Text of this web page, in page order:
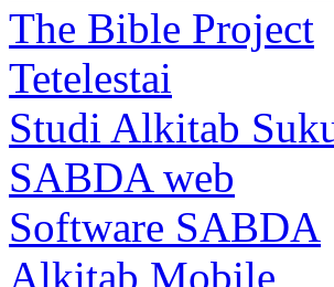
The Bible Project
Tetelestai
Studi Alkitab
SABDA web
Software SABDA
Alkitab Mobile